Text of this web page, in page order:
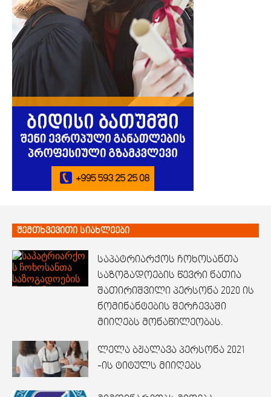
შემთხვევითი სიახლეები
საპატრიარქოს ჩოხოსანთა
საზოგადოების წევრი ნათია
შათირიშვილი პერსონა 2020 ის
ნომინანტების შერჩევაში
მიიღებს მონაწილეობას.
ლელა ბჟალავა პერსონა 2021
-ის ტიტულს მიიღებს